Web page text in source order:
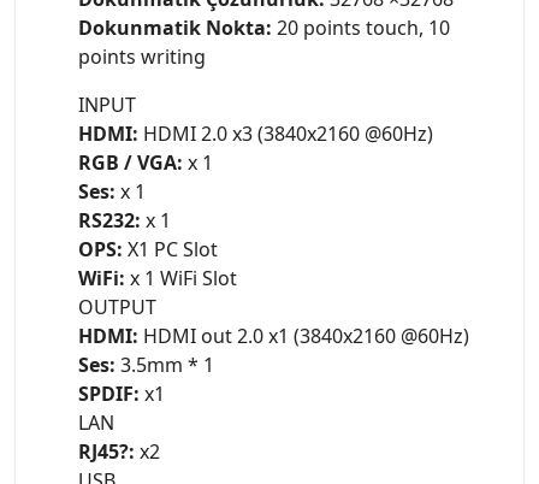
Dokunmatik Nokta: 20 points touch, 10
points writing
INPUT
HDMI: HDMI 2.0 x3 (3840x2160 @60Hz)
RGB / VGA: x 1
Ses: x 1
RS232: x 1
OPS: X1 PC Slot
WiFi: x 1 WiFi Slot
OUTPUT
HDMI: HDMI out 2.0 x1 (3840x2160 @60Hz)
Ses: 3.5mm * 1
SPDIF: x1
LAN
RJ45?: x2